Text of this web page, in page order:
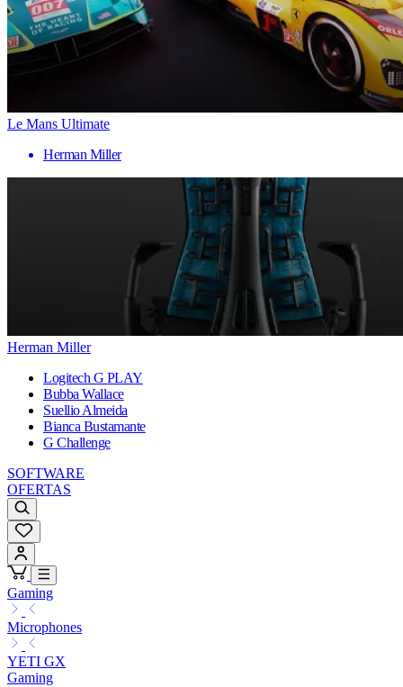
Le Mans Ultimate
Herman Miller
Herman Miller
Logitech G PLAY
Bubba Wallace
Suellio Almeida
Bianca Bustamante
G Challenge
SOFTWARE
OFERTAS
Gaming
Microphones
YETI GX
Gaming